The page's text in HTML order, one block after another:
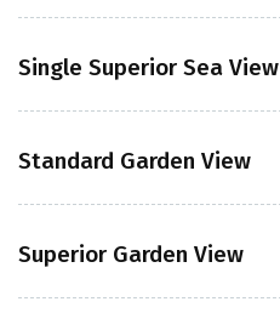
Single Superior Sea View
Standard Garden View
Superior Garden View